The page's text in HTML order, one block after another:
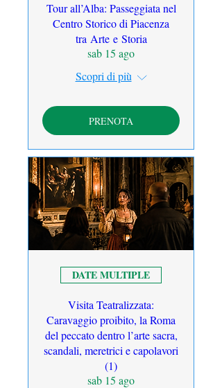
Tour all’Alba: Passeggiata nel
Centro Storico di Piacenza
tra Arte e Storia
sab 15 ago
Scopri di più
PRENOTA
DATE MULTIPLE
Visita Teatralizzata:
Caravaggio proibito, la Roma
del peccato dentro l’arte sacra,
scandali, meretrici e capolavori
(1)
sab 15 ago